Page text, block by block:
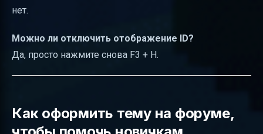
нет.
Можно ли отключить отображение ID?
Да, просто нажмите снова F3 + H.
Как оформить тему на форуме,